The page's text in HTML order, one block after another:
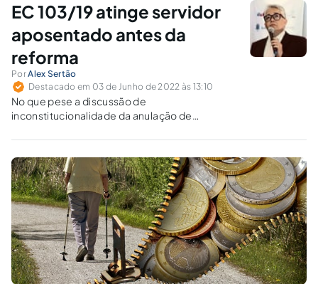
EC 103/19 atinge servidor
aposentado antes da
reforma
PorAlex Sertão
Destacado em 03 de Junho de 2022 às 13:10
No que pese a discussão de
inconstitucionalidade da anulação de
recolhimento das contribuições devidas ao
RGPS, tal situação encontra-se prevista na
reforma e pode atingir o servidor já
aposentado.